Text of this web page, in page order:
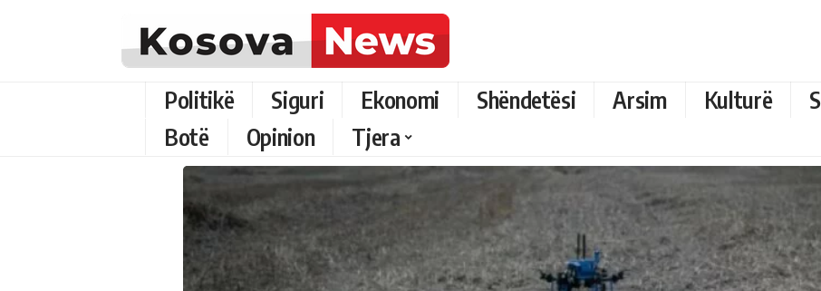
Politikë Siguri Ekonomi Shëndetësi Arsim Kulturë
Botë
Opinion Tjera